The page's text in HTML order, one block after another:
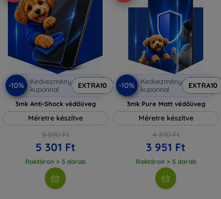
-10%
Kedvezmény
kuponnal
EXTRA10
3mk Anti-Shock védőüveg
Méretre készítve
5 890 Ft
5 301 Ft
Raktáron > 5 darab
-10%
Kedvezmény
kuponnal
EXTRA10
3mk Pure Matt védőüveg
Méretre készítve
4 390 Ft
3 951 Ft
Raktáron > 5 darab